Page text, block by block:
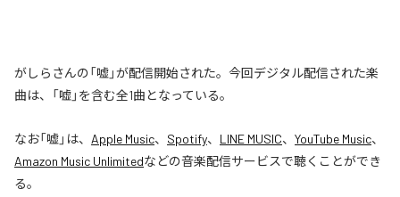
がしらさんの「嘘」が配信開始された。今回デジタル配信された楽
曲は、「嘘」を含む全1曲となっている。
なお「嘘」は、 Apple Music、 Spotify、 LINE MUSIC、 YouTube Music、
Amazon Music Unlimitedなどの音楽配信サービスで聴くことができ
る。